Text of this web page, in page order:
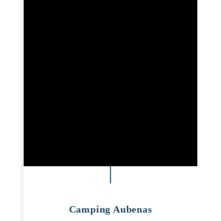
Camping Aubenas